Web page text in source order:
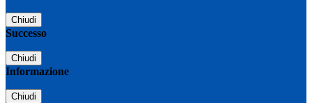
Chiudi
Successo
Chiudi
Informazione
Chiudi